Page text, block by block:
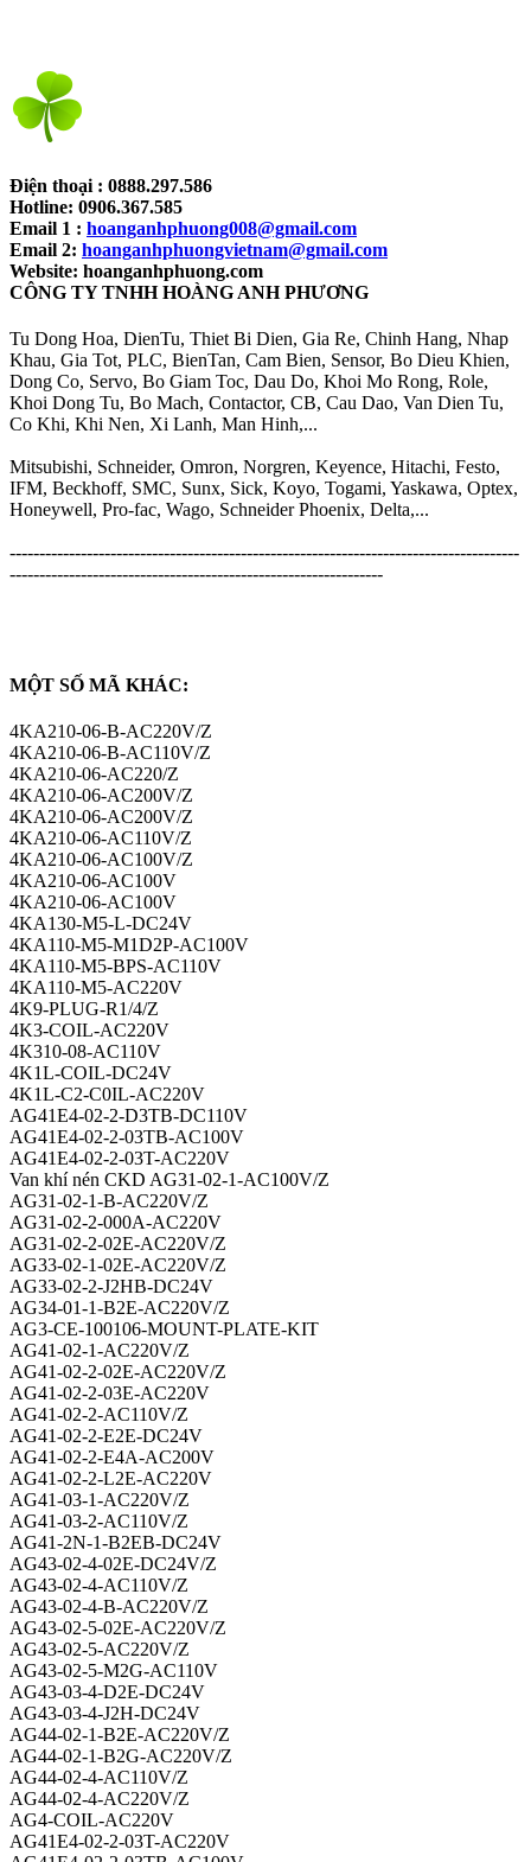
Điện thoại : 0888.297.586
Hotline: 0906.367.585
Email 1 : hoanganhphuong008@gmail.com
Email 2: hoanganhphuongvietnam@gmail.com
Website: hoanganhphuong.com
CÔNG TY TNHH HOÀNG ANH PHƯƠNG​
Tu Dong Hoa, DienTu, Thiet Bi Dien, Gia Re, Chinh Hang, Nhap
Khau, Gia Tot, PLC, BienTan, Cam Bien, Sensor, Bo Dieu Khien,
Dong Co, Servo, Bo Giam Toc, Dau Do, Khoi Mo Rong, Role,
Khoi Dong Tu, Bo Mach, Contactor, CB, Cau Dao, Van Dien Tu,
Co Khi, Khi Nen, Xi Lanh, Man Hinh,...
Mitsubishi, Schneider, Omron, Norgren, Keyence, Hitachi, Festo,
IFM, Beckhoff, SMC, Sunx, Sick, Koyo, Togami, Yaskawa, Optex,
Honeywell, Pro-fac, Wago, Schneider Phoenix, Delta,...
--------------------------------------------------------------------------------------
---------------------------------------------------------------
MỘT SỐ MÃ KHÁC:​
4KA210-06-B-AC220V/Z
4KA210-06-B-AC110V/Z
4KA210-06-AC220/Z
4KA210-06-AC200V/Z
4KA210-06-AC200V/Z
4KA210-06-AC110V/Z
4KA210-06-AC100V/Z
4KA210-06-AC100V
4KA210-06-AC100V
4KA130-M5-L-DC24V
4KA110-M5-M1D2P-AC100V
4KA110-M5-BPS-AC110V
4KA110-M5-AC220V
4K9-PLUG-R1/4/Z
4K3-COIL-AC220V
4K310-08-AC110V
4K1L-COIL-DC24V
4K1L-C2-C0IL-AC220V
AG41E4-02-2-D3TB-DC110V
AG41E4-02-2-03TB-AC100V
AG41E4-02-2-03T-AC220V
Van khí nén CKD AG31-02-1-AC100V/Z
AG31-02-1-B-AC220V/Z
AG31-02-2-000A-AC220V
AG31-02-2-02E-AC220V/Z
AG33-02-1-02E-AC220V/Z
AG33-02-2-J2HB-DC24V
AG34-01-1-B2E-AC220V/Z
AG3-CE-100106-MOUNT-PLATE-KIT
AG41-02-1-AC220V/Z
AG41-02-2-02E-AC220V/Z
AG41-02-2-03E-AC220V
AG41-02-2-AC110V/Z
AG41-02-2-E2E-DC24V
AG41-02-2-E4A-AC200V
AG41-02-2-L2E-AC220V
AG41-03-1-AC220V/Z
AG41-03-2-AC110V/Z
AG41-2N-1-B2EB-DC24V
AG43-02-4-02E-DC24V/Z
AG43-02-4-AC110V/Z
AG43-02-4-B-AC220V/Z
AG43-02-5-02E-AC220V/Z
AG43-02-5-AC220V/Z
AG43-02-5-M2G-AC110V
AG43-03-4-D2E-DC24V
AG43-03-4-J2H-DC24V
AG44-02-1-B2E-AC220V/Z
AG44-02-1-B2G-AC220V/Z
AG44-02-4-AC110V/Z
AG44-02-4-AC220V/Z
AG4-COIL-AC220V
AG41E4-02-2-03T-AC220V